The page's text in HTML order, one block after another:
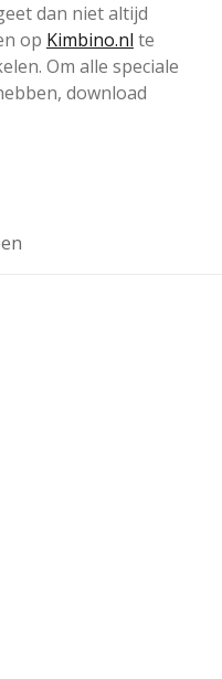
dan niet altijd
op Kimbino.nl te
Om alle speciale
download